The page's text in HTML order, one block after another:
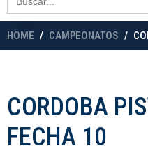
for:
HOME CAMPEONATOS
CORDOBA
FECHA 10